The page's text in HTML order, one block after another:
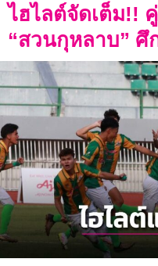
ไฮไลต์จัดเต็ม!!
“สวนกุหลาบ” ศึ